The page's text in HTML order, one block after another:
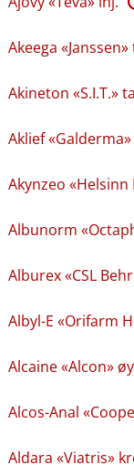
Akeega
Akineton «S.I.T.»
Aklief
Akynzeo
Albunorm
Alburex «CSL
Albyl-E «Orifarm
Alcaine «Alcon»
Alcos-Anal
Aldara «Viatris»